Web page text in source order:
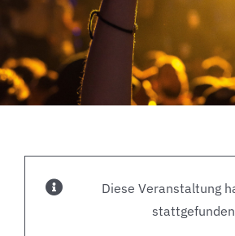
Diese Veranstaltung